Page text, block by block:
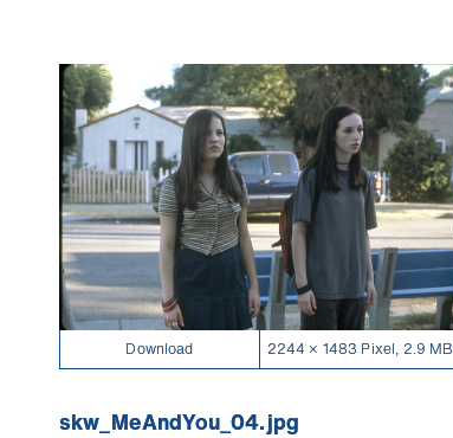
Download 2244 × 1483 Pixel, 2.9 MB
skw_MeAndYou_04.jpg